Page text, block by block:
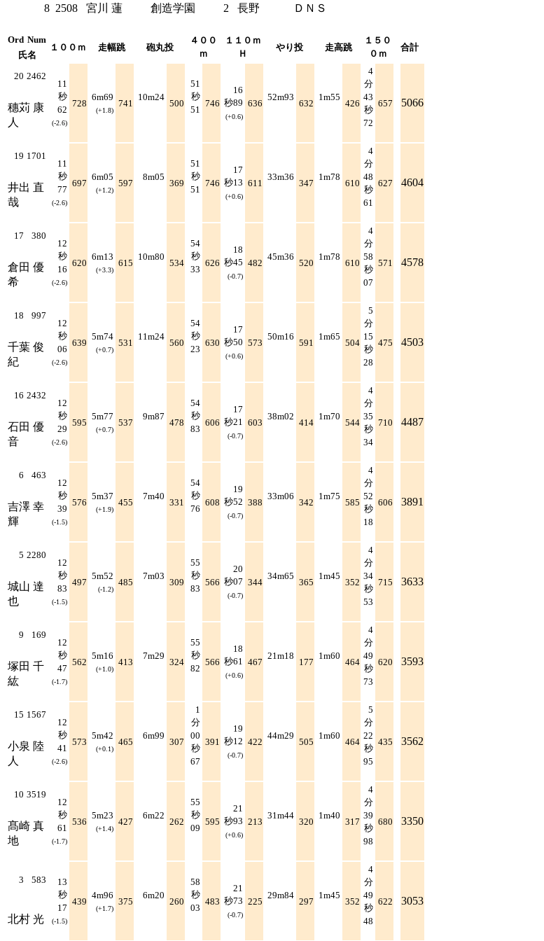
8 2508 宮川 蓮 創造学園 2 長野 ＤＮＳ
Ord Num
１００ｍ 走幅跳 砲丸投
４００
ｍ
１１０ｍ
Ｈ
やり投 走高跳
１５０
０ｍ
合計
氏名
20 2462
11
秒
62
(-2.6)
728
6m69
(+1.8)
741
10m24
500
51
秒
51
746
16
秒89
(+0.6)
636
52m93
632
1m55
426
4
分
43
秒
72
657 5066
穗苅 康
人
19 1701
11
秒
77
(-2.6)
697
6m05
(+1.2)
597
8m05
369
51
秒
51
746
17
秒13
(+0.6)
611
33m36
347
1m78
610
4
分
48
秒
61
627 4604
井出 直
哉
17 380
12
秒
16
(-2.6)
620
6m13
(+3.3)
615
10m80
534
54
秒
33
626
18
秒45
(-0.7)
482
45m36
520
1m78
610
4
分
58
秒
07
571 4578
倉田 優
希
18 997
12
秒
06
(-2.6)
639
5m74
(+0.7)
531
11m24
560
54
秒
23
630
17
秒50
(+0.6)
573
50m16
591
1m65
504
5
分
15
秒
28
475 4503
千葉 俊
紀
16 2432
12
秒
29
(-2.6)
595
5m77
(+0.7)
537
9m87
478
54
秒
83
606
17
秒21
(-0.7)
603
38m02
414
1m70
544
4
分
35
秒
34
710 4487
石田 優
音
6 463
12
秒
39
(-1.5)
576
5m37
(+1.9)
455
7m40
331
54
秒
76
608
19
秒52
(-0.7)
388
33m06
342
1m75
585
4
分
52
秒
18
606 3891
吉澤 幸
輝
5 2280
12
秒
83
(-1.5)
497
5m52
(-1.2)
485
7m03
309
55
秒
83
566
20
秒07
(-0.7)
344
34m65
365
1m45
352
4
分
34
秒
53
715 3633
城山 達
也
9 169
12
秒
47
(-1.7)
562
5m16
(+1.0)
413
7m29
324
55
秒
82
566
18
秒61
(+0.6)
467
21m18
177
1m60
464
4
分
49
秒
73
620 3593
塚田 千
紘
15 1567
12
秒
41
(-2.6)
573
5m42
(+0.1)
465
6m99
307
1
分
00
秒
67
391
19
秒12
(-0.7)
422
44m29
505
1m60
464
5
分
22
秒
95
435 3562
小泉 陸
人
10 3519
12
秒
61
(-1.7)
536
5m23
(+1.4)
427
6m22
262
55
秒
09
595
21
秒93
(+0.6)
213
31m44
320
1m40
317
4
分
39
秒
98
680 3350
髙崎 真
地
3 583
13
秒
17
(-1.5)
439
4m96
(+1.7)
375
6m20
260
58
秒
03
483
21
秒73
(-0.7)
225
29m84
297
1m45
352
4
分
49
秒
48
622
3053
北村 光